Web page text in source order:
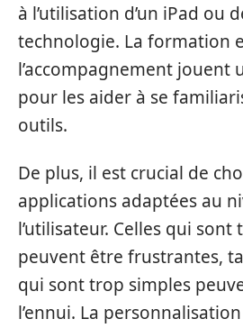
à l’utilisation d’un iPad ou
technologie. La formation
l’accompagnement jouent
pour les aider à se
outils.
De plus, il est crucial de
applications adaptées au
l’utilisateur. Celles qui
peuvent être frustrantes,
qui sont trop simples
l’ennui. La